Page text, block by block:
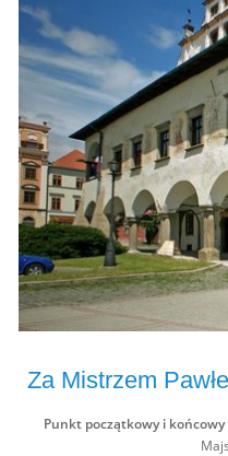
Za Mistrzem
Punkt początkowy i